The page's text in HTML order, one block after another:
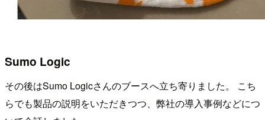
Sumo Logic
その後はSumo Logicさんのブースへ立ち寄りました。 こち
らでも製品の説明をいただきつつ、弊社の導入事例などにつ